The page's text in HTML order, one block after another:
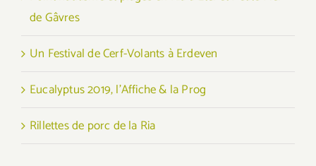
de Gâvres
Un Festival de Cerf-Volants à Erdeven
Eucalyptus 2019, l’Affiche & la Prog
Rillettes de porc de la Ria